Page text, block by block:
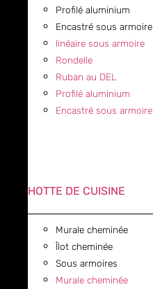
Profilé aluminium
Encastré sous armoire
linéaire sous armoire
Rondelle
Ruban au DEL
Profilé aluminium
Encastré sous armoire
HOTTE DE CUISINE
Murale cheminée
Îlot cheminée
Sous armoires
Murale cheminée